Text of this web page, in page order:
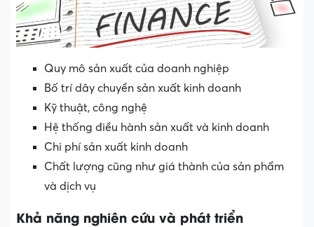
Quy mô sản xuất của doanh nghiệp
Bố trí dây chuyền sản xuất kinh doanh
Kỹ thuật, công nghệ
Hệ thống điều hành sản xuất và kinh doanh
Chi phí sản xuất kinh doanh
Chất lượng cũng như giá thành của sản phẩm
và dịch vụ
Khả năng nghiên cứu và phát triển